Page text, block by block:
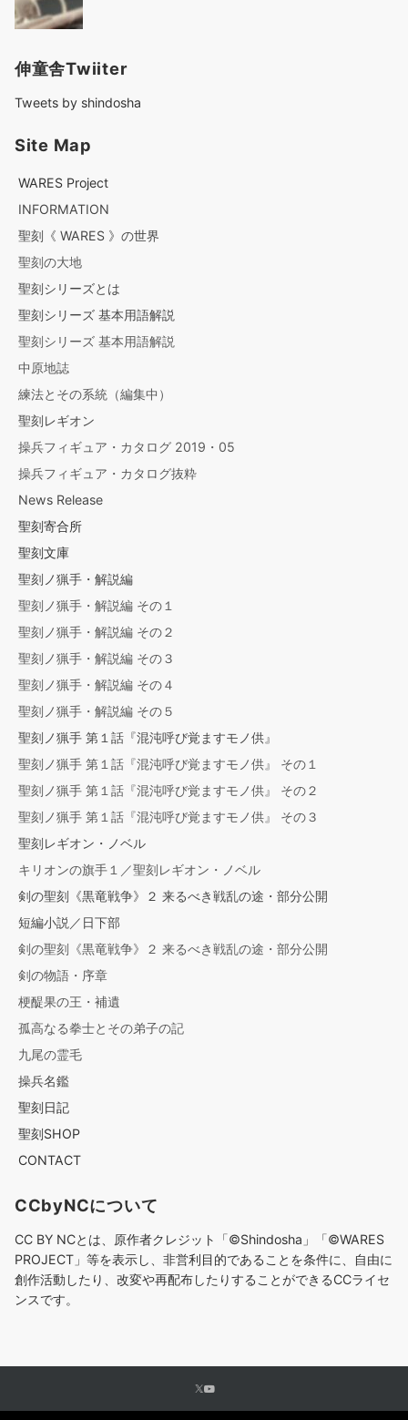
伸童舎Twiiter
Tweets by shindosha
Site Map
WARES Project
INFORMATION
聖刻《 WARES 》の世界
聖刻の大地
聖刻シリーズとは
聖刻シリーズ 基本用語解説
聖刻シリーズ 基本用語解説
中原地誌
練法とその系統（編集中）
聖刻レギオン
操兵フィギュア・カタログ 2019・05
操兵フィギュア・カタログ抜粋
News Release
聖刻寄合所
聖刻文庫
聖刻ノ猟手・解説編
聖刻ノ猟手・解説編 その１
聖刻ノ猟手・解説編 その２
聖刻ノ猟手・解説編 その３
聖刻ノ猟手・解説編 その４
聖刻ノ猟手・解説編 その５
聖刻ノ猟手 第１話『混沌呼び覚ますモノ供』
聖刻ノ猟手 第１話『混沌呼び覚ますモノ供』 その１
聖刻ノ猟手 第１話『混沌呼び覚ますモノ供』 その２
聖刻ノ猟手 第１話『混沌呼び覚ますモノ供』 その３
聖刻レギオン・ノベル
キリオンの旗手１／聖刻レギオン・ノベル
剣の聖刻《黒竜戦争》２ 来るべき戦乱の途・部分公開
短編小説／日下部
剣の聖刻《黒竜戦争》２ 来るべき戦乱の途・部分公開
剣の物語・序章
梗醍果の王・補遺
孤高なる拳士とその弟子の記
九尾の霊毛
操兵名鑑
聖刻日記
聖刻SHOP
CONTACT
CCbyNCについて
CC BY NCとは、原作者クレジット「©︎Shindosha」「©︎WARES
PROJECT」等を表示し、非営利目的であることを条件に、自由に
創作活動したり、改変や再配布したりすることができるCCライセ
ンスです。